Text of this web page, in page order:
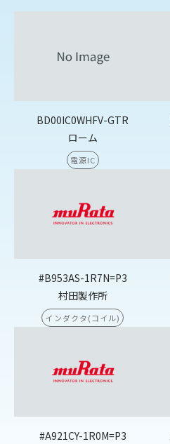
BD00IC0WHFV-GTR
ローム
電源IC
#B953AS-1R7N=P3
村田製作所
インダクタ(コイル)
#A921CY-1R0M=P3